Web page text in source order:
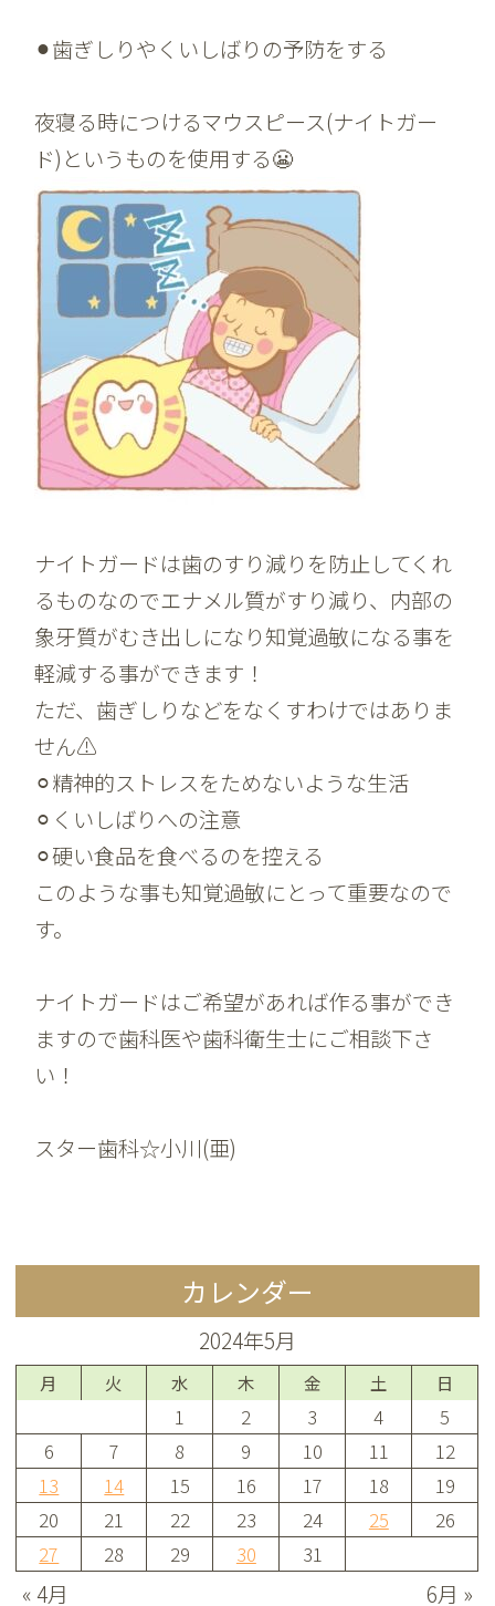
⚫︎歯ぎしりやくいしばりの予防をする
夜寝る時につけるマウスピース(ナイトガー
ド)というものを使用する😬
ナイトガードは歯のすり減りを防止してくれ
るものなのでエナメル質がすり減り、内部の
象牙質がむき出しになり知覚過敏になる事を
軽減する事ができます！
ただ、歯ぎしりなどをなくすわけではありま
せん⚠️
⚪︎精神的ストレスをためないような生活
⚪︎くいしばりへの注意
⚪︎硬い食品を食べるのを控える
このような事も知覚過敏にとって重要なので
す。
ナイトガードはご希望があれば作る事ができ
ますので歯科医や歯科衛生士にご相談下さ
い！
スター歯科☆小川(亜)
カレンダー
2024年5月
月 火 水 木 金 土 日
1 2 3 4
5
6
7 8 9 10 11
12
13
14 15 16 17 18
19
20
21 22 23 24 25
26
27
28 29 30 31
« 4月 6月 »